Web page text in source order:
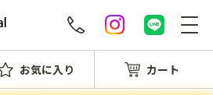
お気に入り カート